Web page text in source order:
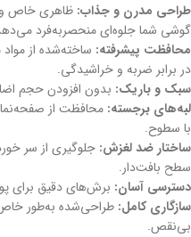
طراحی مدرن و جذاب: ظاهری خاص و
گوشی شما جلوه‌ای منحصربه‌فرد
محافظت پیشرفته: ساخته‌شده از
در برابر ضربه و خراشیدگی.
سبک و باریک: بدون افزودن حجم
لبه‌های برجسته: محافظت از
با سطوح.
ساختار ضد لغزش: جلوگیری از سر
سطح بافت‌دار.
دسترسی آسان: برش‌های دقیق برای
سازگاری کامل:
بی‌نقص.